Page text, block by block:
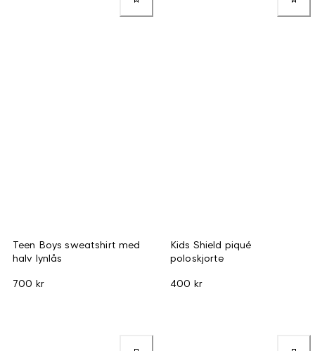
Teen Boys sweatshirt med
halv lynlås
700 kr
Kids Shield piqué
poloskjorte
400 kr